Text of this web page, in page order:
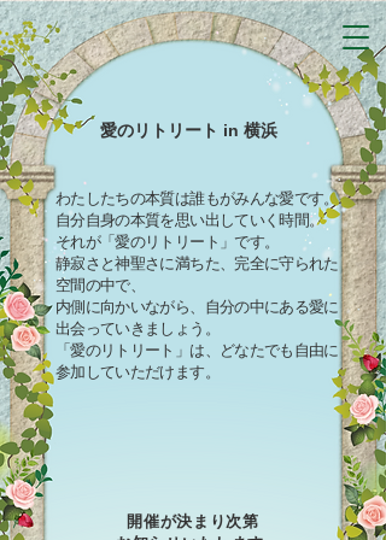
愛のリトリート in 横浜
開催が決まり次第
わたしたちの本質は誰もがみんな愛です。
自分自身の本質を思い出していく時間。
それが「愛のリトリート」です。
静寂さと神聖さに満ちた、完全に守られた
空間の中で、
内側に向かいながら、自分の中にある愛に
出会っていきましょう。
「愛のリトリート」は、どなたでも自由に
参加していただけます。